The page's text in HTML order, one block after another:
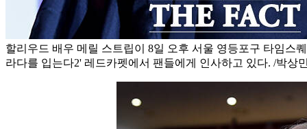
할리우드 배우 메릴 스트립이 8일 오후 서울 영등포구 타임스
라다를 입는다2' 레드카펫에서 팬들에게 인사하고 있다. /박상